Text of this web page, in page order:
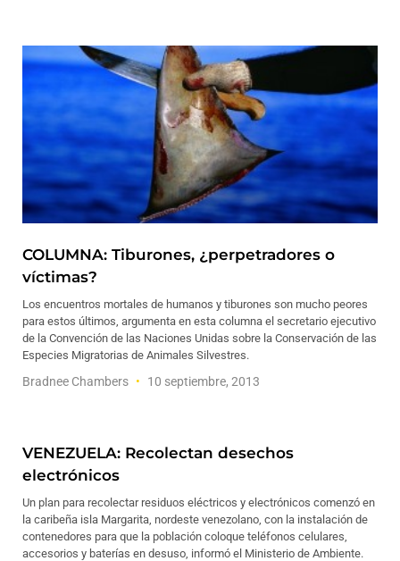
COLUMNA: Tiburones, ¿perpetradores o
víctimas?
Los encuentros mortales de humanos y tiburones son mucho peores
para estos últimos, argumenta en esta columna el secretario ejecutivo
de la Convención de las Naciones Unidas sobre la Conservación de las
Especies Migratorias de Animales Silvestres.
Bradnee Chambers 10 septiembre, 2013
VENEZUELA: Recolectan desechos
electrónicos
Un plan para recolectar residuos eléctricos y electrónicos comenzó en
la caribeña isla Margarita, nordeste venezolano, con la instalación de
contenedores para que la población coloque teléfonos celulares,
accesorios y baterías en desuso, informó el Ministerio de Ambiente.